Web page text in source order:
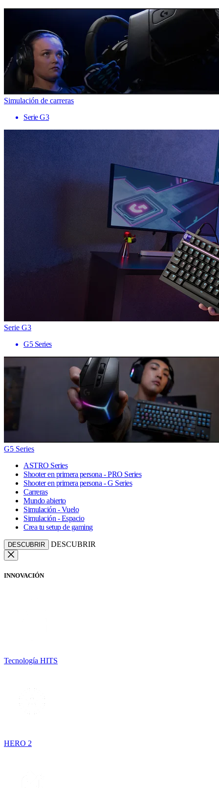
Simulación de carreras
Serie G3
Serie G3
G5 Series
G5 Series
ASTRO Series
Shooter en primera persona - PRO Series
Shooter en primera persona - G Series
Carreras
Mundo abierto
Simulación - Vuelo
Simulación - Espacio
Crea tu setup de gaming
DESCUBRIR DESCUBRIR
INNOVACIÓN
Tecnología HITS
HERO 2